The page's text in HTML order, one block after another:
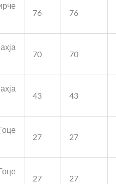
76 76
70 70
43 43
27 27
27 27